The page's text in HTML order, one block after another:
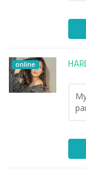
online